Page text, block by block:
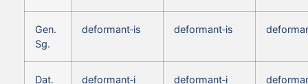
Gen.
Sg.
deformant‑is deformant‑is
Dat.
deformant‑i deformant‑i